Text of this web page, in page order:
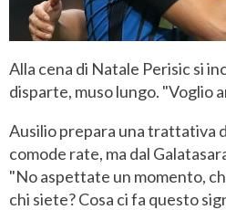
Alla cena di Natale Perisic si
disparte, muso lungo. "Voglio
Ausilio prepara una trattativa
comode rate, ma dal
"No aspettate un momento,
chi siete? Cosa ci fa questo